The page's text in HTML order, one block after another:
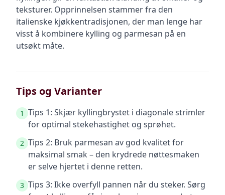
teksturer. Opprinnelsen stammer fra den
italienske kjøkkentradisjonen, der man lenge har
visst å kombinere kylling og parmesan på en
utsøkt måte.
Tips og Varianter
1 Tips 1: Skjær kyllingbrystet i diagonale strimler
for optimal stekehastighet og sprøhet.
2 Tips 2: Bruk parmesan av god kvalitet for
maksimal smak – den krydrede nøttesmaken
er selve hjertet i denne retten.
3 Tips 3: Ikke overfyll pannen når du steker. Sørg